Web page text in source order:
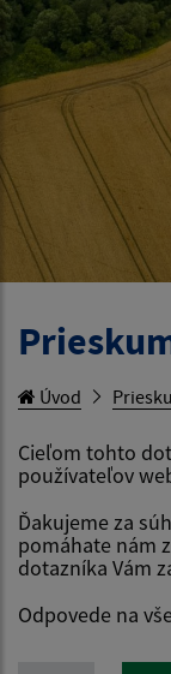
Úvod
Cieľom tohto
používateľov
Ďakujeme za
pomáhate nám
dotazníka Vám
Odpovede na